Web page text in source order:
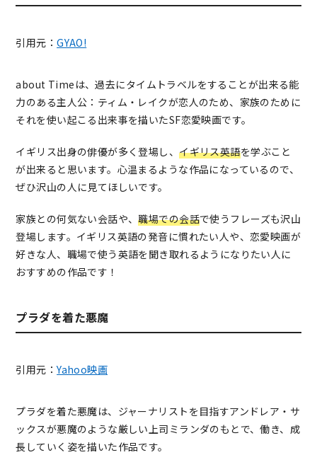
引用元：GYAO!
about Timeは、過去にタイムトラベルをすることが出来る能
力のある主人公：ティム・レイクが恋人のため、家族のために
それを使い起こる出来事を描いたSF恋愛映画です。
イギリス出身の俳優が多く登場し、イギリス英語を学ぶこと
が出来ると思います。心温まるような作品になっているので、
ぜひ沢山の人に見てほしいです。
家族との何気ない会話や、職場での会話で使うフレーズも沢山
登場します。イギリス英語の発音に慣れたい人や、恋愛映画が
好きな人、職場で使う英語を聞き取れるようになりたい人に
おすすめの作品です！
プラダを着た悪魔
引用元：Yahoo映画
プラダを着た悪魔は、ジャーナリストを目指すアンドレア・サ
ックスが悪魔のような厳しい上司ミランダのもとで、働き、成
長していく姿を描いた作品です。